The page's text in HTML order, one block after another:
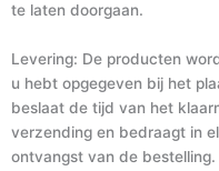
te laten doorgaan.
Levering: De producten
u hebt opgegeven bij het
beslaat de tijd van het
verzending en bedraagt in
ontvangst van de